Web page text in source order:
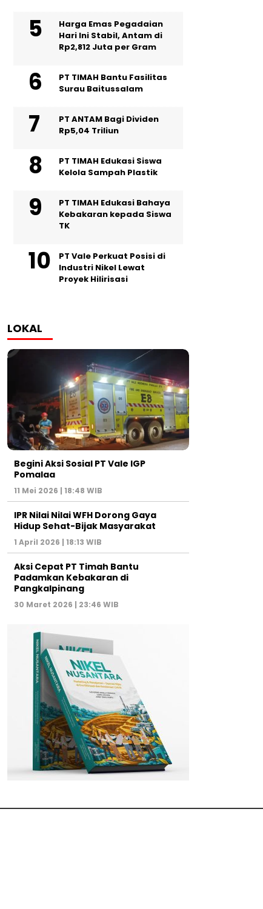
Harga Emas Pegadaian
Hari Ini Stabil, Antam di
Rp2,812 Juta per Gram
PT TIMAH Bantu Fasilitas
Surau Baitussalam
PT ANTAM Bagi Dividen
Rp5,04 Triliun
PT TIMAH Edukasi Siswa
Kelola Sampah Plastik
PT TIMAH Edukasi Bahaya
Kebakaran kepada Siswa
TK
PT Vale Perkuat Posisi di
Industri Nikel Lewat
Proyek Hilirisasi
LOKAL
Begini Aksi Sosial PT Vale IGP
Pomalaa
11 Mei 2026 | 18:48 WIB
IPR Nilai Nilai WFH Dorong Gaya
Hidup Sehat-Bijak Masyarakat
1 April 2026 | 18:13 WIB
Aksi Cepat PT Timah Bantu
Padamkan Kebakaran di
Pangkalpinang
30 Maret 2026 | 23:46 WIB